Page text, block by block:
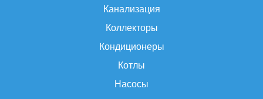
Канализация
Коллекторы
Кондиционеры
Котлы
Насосы